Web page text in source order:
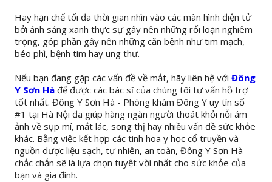
Hãy hạn chế tối đa thời gian nhìn vào các màn hình điện tử
bởi ánh sáng xanh thực sự gây nên những rối loạn nghiêm
trọng, góp phần gây nên những căn bệnh như tim mạch,
béo phì, bệnh tim hay ung thư.
Nếu bạn đang gặp các vấn đề về mắt, hãy liên hệ với Đông
Y Sơn Hà để được các bác sĩ của chúng tôi tư vấn hỗ trợ
tốt nhất. Đông Y Sơn Hà - Phòng khám Đông Y uy tín số
#1 tại Hà Nội đã giúp hàng ngàn người thoát khỏi nỗi ám
ảnh về sụp mí, mắt lác, song thị hay nhiều vấn đề sức khỏe
khác. Bằng việc kết hợp các tinh hoa y học cổ truyền và
nguồn dược liệu sạch, tự nhiên, an toàn, Đông Y Sơn Hà
chắc chắn sẽ là lựa chọn tuyệt vời nhất cho sức khỏe của
bạn và gia đình.